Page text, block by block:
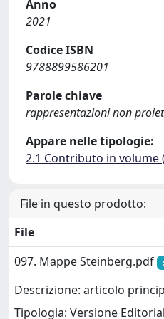
Anno
2021
Codice ISBN
9788899586201
Parole chiave
rappresentazioni non
Appare nelle tipologie:
2.1 Contributo in volume
File in questo prodotto:
File
097. Mappe Steinberg.pdf
Descrizione: articolo
Tipologia: Versione